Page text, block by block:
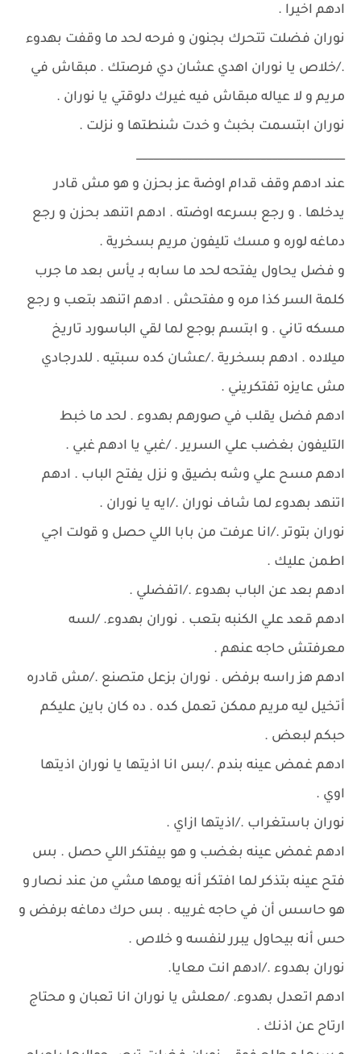
ادهم اخيرا .
نوران فضلت تتحرك بجنون و فرحه لحد ما وقفت بهدوء
./خلاص يا نوران اهدي عشان دي فرصتك . مبقاش في
مريم و لا عياله مبقاش فيه غيرك دلوقتي يا نوران .
نوران ابتسمت بخبث و خدت شنطتها و نزلت .
_____________________________________
عند ادهم وقف قدام اوضة عز بحزن و هو مش قادر
يدخلها . و رجع بسرعه اوضته . ادهم اتنهد بحزن و رجع
دماغه لوره و مسك تليفون مريم بسخرية .
و فضل يحاول يفتحه لحد ما سابه بـ يأس بعد ما جرب
كلمة السر كذا مره و مفتحش . ادهم اتنهد بتعب و رجع
مسكه تاني . و ابتسم بوجع لما لقي الباسورد تاريخ
ميلاده . ادهم بسخرية ./عشان كده سبتيه . للدرجادي
مش عايزه تفتكريني .
ادهم فضل يقلب في صورهم بهدوء . لحد ما خبط
التليفون بغضب علي السرير . /غبي يا ادهم غبي .
ادهم مسح علي وشه بضيق و نزل يفتح الباب . ادهم
اتنهد بهدوء لما شاف نوران ./ايه يا نوران .
نوران بتوتر ./انا عرفت من بابا اللي حصل و قولت اجي
اطمن عليك .
ادهم بعد عن الباب بهدوء ./اتفضلي .
ادهم قعد علي الكنبه بتعب . نوران بهدوء. /لسه
معرفتش حاجه عنهم .
ادهم هز راسه برفض . نوران بزعل متصنع ./مش قادره
أتخيل ليه مريم ممكن تعمل كده . ده كان باين عليكم
حبكم لبعض .
ادهم غمض عينه بندم ./بس انا اذيتها يا نوران اذيتها
اوي .
نوران باستغراب ./اذيتها ازاي .
ادهم غمض عينه بغضب و هو بيفتكر اللي حصل . بس
فتح عينه بتذكر لما افتكر أنه يومها مشي من عند نصار و
هو حاسس أن في حاجه غريبه . بس حرك دماغه برفض و
حس أنه بيحاول يبرر لنفسه و خلاص .
نوران بهدوء ./ادهم انت معايا.
ادهم اتعدل بهدوء. /معلش يا نوران انا تعبان و محتاج
ارتاح عن اذنك .